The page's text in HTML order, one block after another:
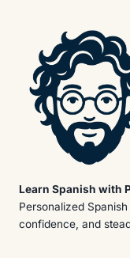
Learn Spanish with
Personalized
confidence, and